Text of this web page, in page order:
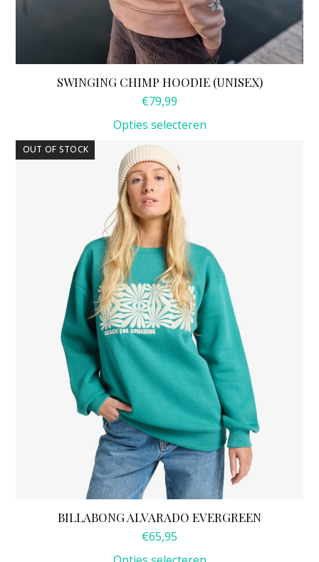
SWINGING CHIMP HOODIE (UNISEX)
€79,99
Opties selecteren
OUT OF STOCK
BILLABONG ALVARADO EVERGREEN
€65,95
Dit
productpagina